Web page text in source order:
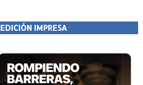
EDICIÓN IMPRESA